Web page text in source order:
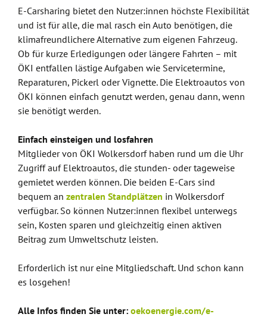
E-Carsharing bietet den Nutzer:innen höchste Flexibilität
und ist für alle, die mal rasch ein Auto benötigen, die
klimafreundlichere Alternative zum eigenen Fahrzeug.
Ob für kurze Erledigungen oder längere Fahrten – mit
ÖKI entfallen lästige Aufgaben wie Servicetermine,
Reparaturen, Pickerl oder Vignette. Die Elektroautos von
ÖKI können einfach genutzt werden, genau dann, wenn
sie benötigt werden.
Einfach einsteigen und losfahren
Mitglieder von ÖKI Wolkersdorf haben rund um die Uhr
Zugriff auf Elektroautos, die stunden- oder tageweise
gemietet werden können. Die beiden E-Cars sind
bequem an zentralen Standplätzen in Wolkersdorf
verfügbar. So können Nutzer:innen flexibel unterwegs
sein, Kosten sparen und gleichzeitig einen aktiven
Beitrag zum Umweltschutz leisten.
Erforderlich ist nur eine Mitgliedschaft. Und schon kann
es losgehen!
Alle Infos finden Sie unter: oekoenergie.com/e-